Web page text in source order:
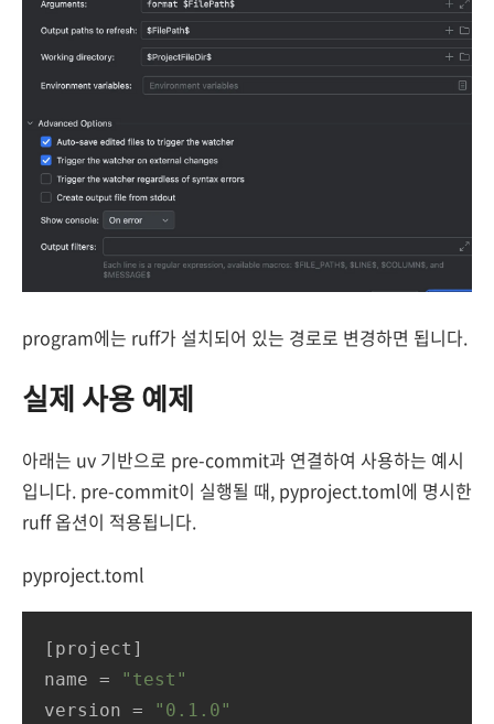
program에는 ruff가 설치되어 있는 경로로 변경하면 됩니다.
실제 사용 예제
아래는 uv 기반으로 pre-commit과 연결하여 사용하는 예시
입니다. pre-commit이 실행될 때, pyproject.toml에 명시한
ruff 옵션이 적용됩니다.
pyproject.toml
[project]
name =
"test"
version =
"0.1.0"